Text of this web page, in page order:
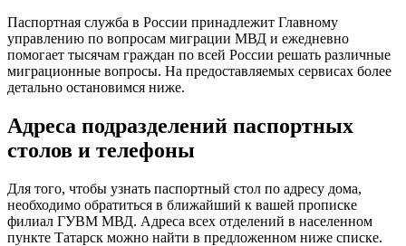
Паспортная служба в России принадлежит Главному
управлению по вопросам миграции МВД и ежедневно
помогает тысячам граждан по всей России решать различные
миграционные вопросы. На предоставляемых сервисах более
детально остановимся ниже.
Адреса подразделений паспортных
столов и телефоны
Для того, чтобы узнать паспортный стол по адресу дома,
необходимо обратиться в ближайший к вашей прописке
филиал ГУВМ МВД. Адреса всех отделений в населенном
пункте Татарск можно найти в предложенном ниже списке.